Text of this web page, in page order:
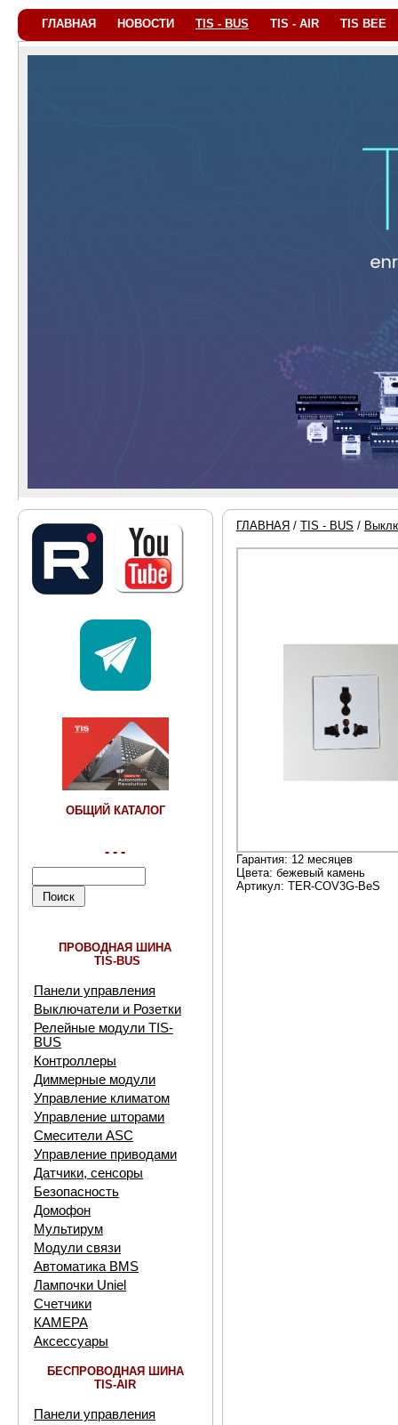
ГЛАВНАЯ НОВОСТИ TIS - BUS TIS - AIR TIS BEE
ОБЩИЙ КАТАЛОГ
- - -
ПРОВОДНАЯ ШИНА
TIS-BUS
Панели управления
Выключатели и Розетки
Релейные модули TIS-
BUS
Контроллеры
Диммерные модули
Управление климатом
Управление шторами
Смесители ASC
Управление приводами
Датчики, сенсоры
Безопасность
Домофон
Мультирум
Модули связи
Автоматика BMS
Лампочки Uniel
Счетчики
КАМЕРА
Аксессуары
БЕСПРОВОДНАЯ ШИНА
TIS-AIR
Панели управления
ГЛАВНАЯ / TIS - BUS /
Гарантия: 12 месяцев
Цвета: бежевый камень
Артикул: TER-COV3G-BеS